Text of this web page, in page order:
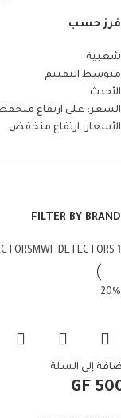
فرز حسب
شعبية
متوسط التقييم
الأحدث
السعر: على ارتفاع
الأسعار: ارتفاع منخفض
FILTER BY BRAND
MWF DETECTORS 1
إلى السلة
GF